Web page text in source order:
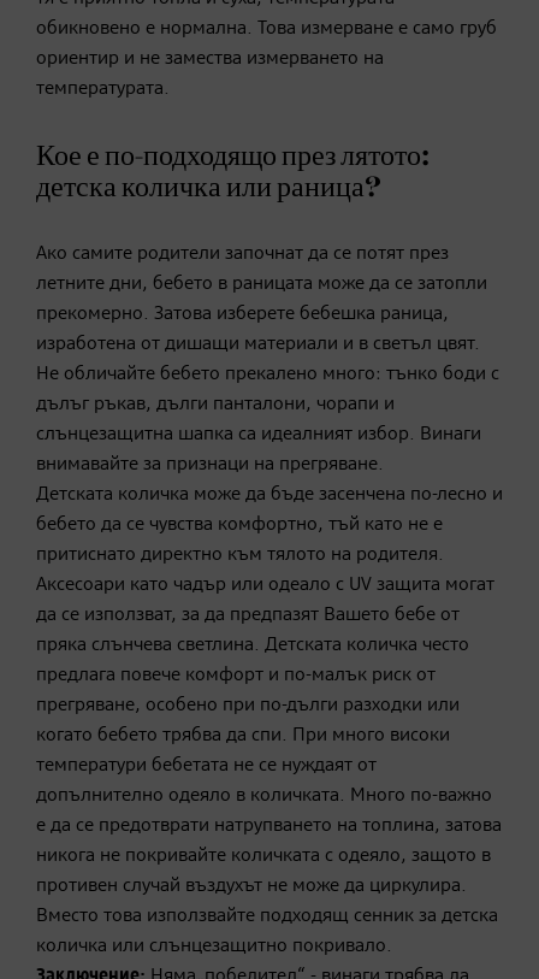
обикновено е нормална. Това измерване е само груб
ориентир и не замества измерването на
температурата.
Кое е по-подходящо през лятото:
детска количка или раница?
Ако самите родители започнат да се потят през
летните дни, бебето в раницата може да се затопли
прекомерно. Затова изберете бебешка раница,
изработена от дишащи материали и в светъл цвят.
Не обличайте бебето прекалено много: тънко боди с
дълъг ръкав, дълги панталони, чорапи и
слънцезащитна шапка са идеалният избор. Винаги
внимавайте за признаци на прегряване.
Детската количка може да бъде засенчена по-лесно и
бебето да се чувства комфортно, тъй като не е
притиснато директно към тялото на родителя.
Аксесоари като чадър или одеало с UV защита могат
да се използват, за да предпазят Вашето бебе от
пряка слънчева светлина. Детската количка често
предлага повече комфорт и по-малък риск от
прегряване, особено при по-дълги разходки или
когато бебето трябва да спи. При много високи
температури бебетата не се нуждаят от
допълнително одеяло в количката. Много по-важно
е да се предотврати натрупването на топлина, затова
никога не покривайте количката с одеяло, защото в
противен случай въздухът не може да циркулира.
Вместо това използвайте подходящ сенник за детска
количка или слънцезащитно покривало.